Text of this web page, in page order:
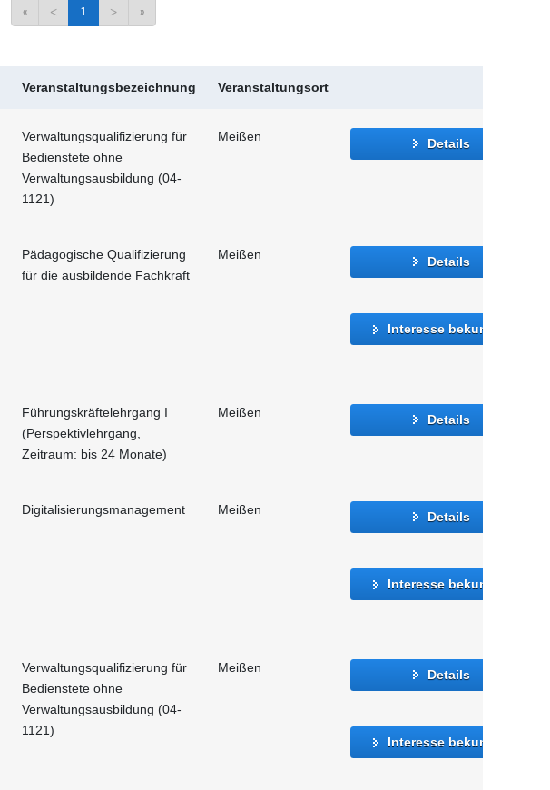
« < 1 > »
Veranstaltungsbezeichnung Veranstaltungsort
Verwaltungsqualifizierung für
Bedienstete ohne
Verwaltungsausbildung (04-
1121)
Meißen Details
Pädagogische Qualifizierung
für die ausbildende Fachkraft
Meißen Details
Interesse bekunden
Führungskräftelehrgang I
(Perspektivlehrgang,
Zeitraum: bis 24 Monate)
Meißen Details
Digitalisierungsmanagement Meißen Details
Interesse bekunden
Verwaltungsqualifizierung für
Bedienstete ohne
Verwaltungsausbildung (04-
1121)
Meißen Details
Interesse bekunden